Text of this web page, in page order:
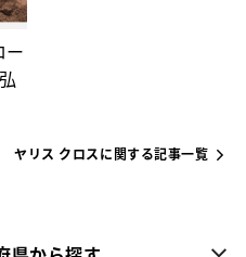
ー
ヤリス クロスに関する記事一覧